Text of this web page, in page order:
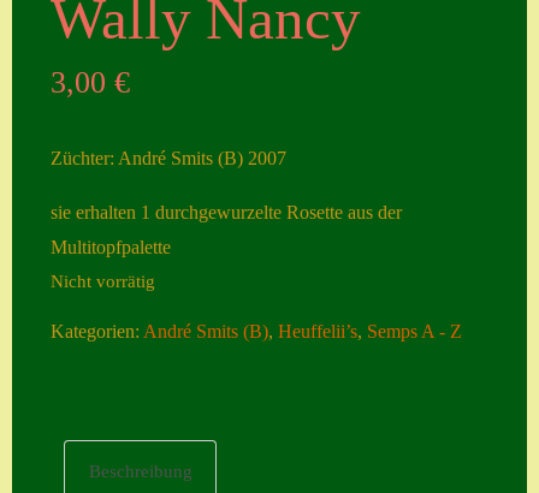
ngen
Datenschutzerklä
Wally Nancy
3,00€
Züchter: André Smits (B) 2007
sie erhalten 1 durchgewurzelte Rosette aus der
Multitopfpalette
Nicht vorrätig
Kategorien:André Smits (B),Heuffelii’s, Semps A - Z
Beschreibung